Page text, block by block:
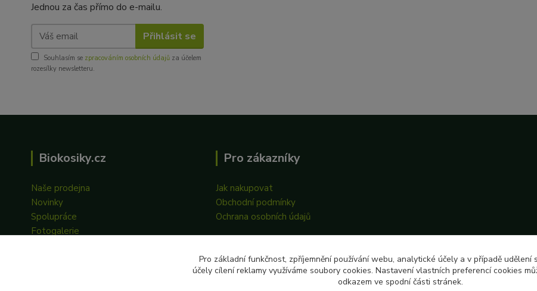
Jednou za čas přímo do e-mailu.
Přihlásit se
Souhlasím se zpracováním osobních údajů za účelem
rozesílky newsletteru.
Biokosiky.cz
Naše prodejna
Novinky
Spolupráce
Fotogalerie
Pro zákazníky
Jak nakupovat
Obchodní podmínky
Ochrana osobních údajů
Pro základní funkčnost, zpříjemnění používání webu, analytické účely a v případě udělení
účely cílení reklamy využíváme soubory cookies. Nastavení vlastních preferencí cookies
odkazem ve spodní části stránek.